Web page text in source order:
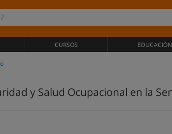
CURSOS
y Salud Ocupacional en la